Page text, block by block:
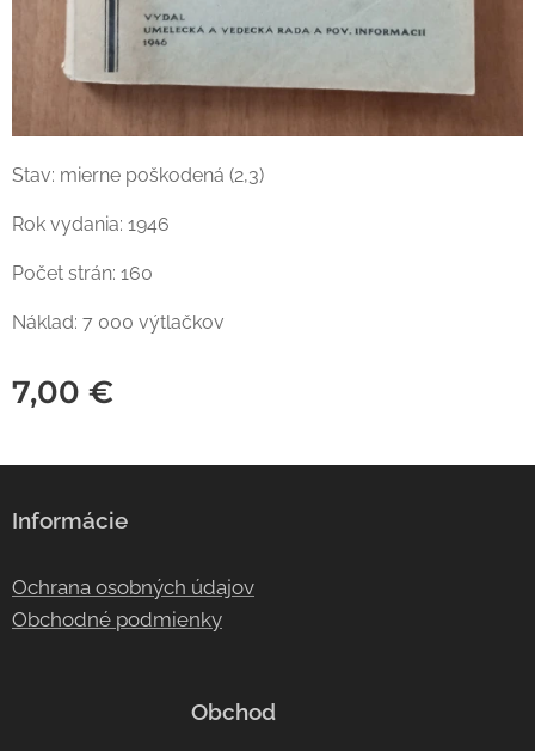
Stav: mierne poškodená (2,3)
Rok vydania: 1946
Počet strán: 160
Náklad: 7 000 výtlačkov
7,00 €
Informácie
Ochrana osobných údajov
Obchodné podmienky
Obchod